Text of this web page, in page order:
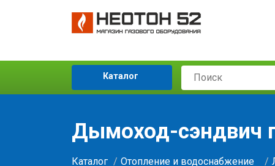
Каталог
Дымоход-сэндвич
Каталог Отопление и водоснабжение